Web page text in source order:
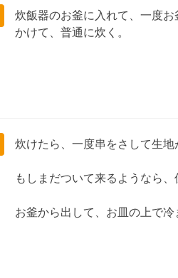
炊飯器のお釜に入れて、一度
かけて、普通に炊く。
炊けたら、一度串をさして生地
もしまだついて来るようなら、
お釜から出して、お皿の上で冷